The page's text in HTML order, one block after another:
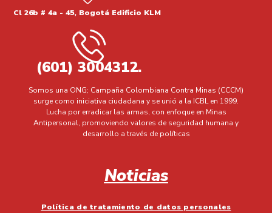
Cl 26b # 4a - 45, Bogotá Edificio KLM
(601) 3004312.
Somos una ONG; Campaña Colombiana Contra Minas (CCCM)
surge como iniciativa ciudadana y se unió a la ICBL en 1999.
Lucha por erradicar las armas, con enfoque en Minas
Antipersonal, promoviendo valores de seguridad humana y
desarrollo a través de políticas
Noticias
Política de tratamiento de datos personales